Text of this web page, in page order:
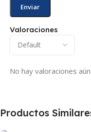
Valoraciones
No hay valoraciones aún.
Productos